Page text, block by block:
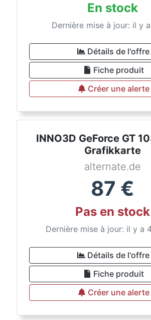
En stock
Dernière mise à jour: il y
Détails de l'offre
Fiche produit
Créer une alerte
INNO3D GeForce GT
Grafikkarte
alternate.de
87 €
Pas en stock
Dernière mise à jour: il y a
Détails de l'offre
Fiche produit
Créer une alerte